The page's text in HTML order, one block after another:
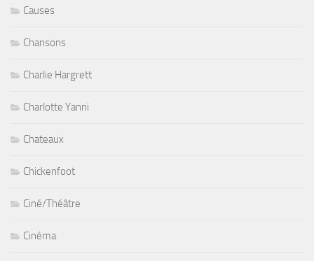
Causes
Chansons
Charlie Hargrett
Charlotte Yanni
Chateaux
Chickenfoot
Ciné/Théâtre
Cinéma